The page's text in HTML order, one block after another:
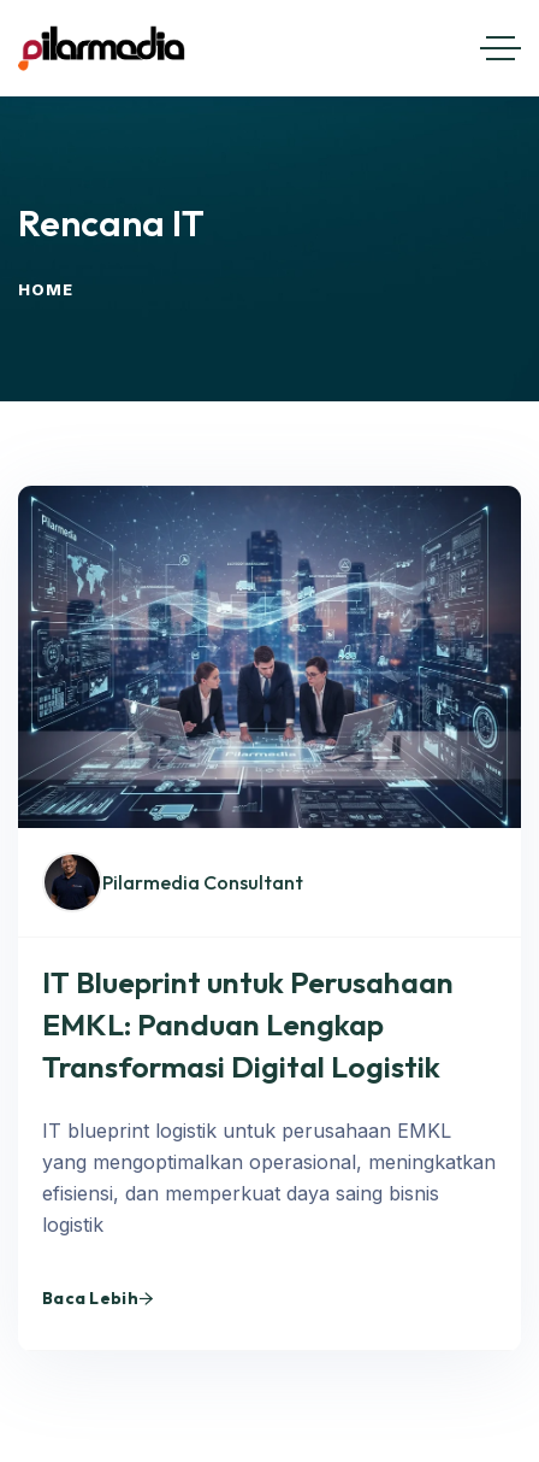
Rencana IT
HOME
Pilarmedia Consultant
IT Blueprint untuk Perusahaan
EMKL: Panduan Lengkap
Transformasi Digital Logistik
IT blueprint logistik untuk perusahaan EMKL
yang mengoptimalkan operasional, meningkatkan
efisiensi, dan memperkuat daya saing bisnis
logistik
Baca Lebih